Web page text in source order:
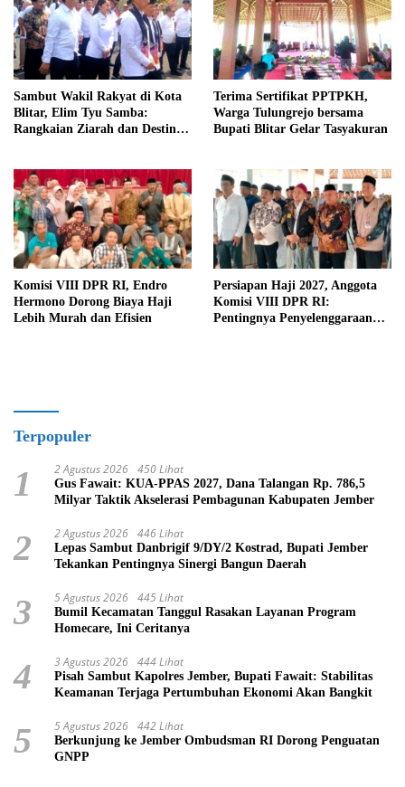
Sambut Wakil Rakyat di Kota
Blitar, Elim Tyu Samba:
Rangkaian Ziarah dan Destinasi
Terima Sertifikat PPTPKH,
Warga Tulungrejo bersama
Bupati Blitar Gelar Tasyakuran
Komisi VIII DPR RI, Endro
Hermono Dorong Biaya Haji
Lebih Murah dan Efisien
Persiapan Haji 2027, Anggota
Komisi VIII DPR RI:
Pentingnya Penyelenggaraan
Terpopuler
1 2 Agustus 2026 450 Lihat
Gus Fawait: KUA-PPAS 2027, Dana Talangan Rp. 786,5
Milyar Taktik Akselerasi Pembagunan Kabupaten Jember
2 2 Agustus 2026 446 Lihat
Lepas Sambut Danbrigif 9/DY/2 Kostrad, Bupati Jember
Tekankan Pentingnya Sinergi Bangun Daerah
3 5 Agustus 2026 445 Lihat
Bumil Kecamatan Tanggul Rasakan Layanan Program
Homecare, Ini Ceritanya
4 3 Agustus 2026 444 Lihat
Pisah Sambut Kapolres Jember, Bupati Fawait: Stabilitas
Keamanan Terjaga Pertumbuhan Ekonomi Akan Bangkit
5 5 Agustus 2026 442 Lihat
Berkunjung ke Jember Ombudsman RI Dorong Penguatan
GNPP